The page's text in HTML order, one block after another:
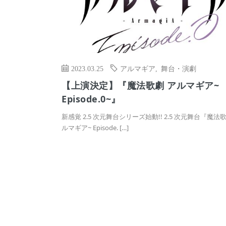
2023.03.25 アルマギア 舞台・演劇
【上演決定】『魔法歌劇 アルマギア~
Episode.0~』
新感覚 2.5 次元舞台シリーズ始動!! 2.5 次元舞台『魔法
ルマギア~ Episode. […]